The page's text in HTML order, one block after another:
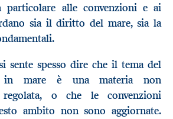
particolare alle convenzioni e ai
sia il diritto del mare, sia la
sente spesso dire che il tema del
in mare è una materia non
regolata, o che le convenzioni
ambito non sono aggiornate.